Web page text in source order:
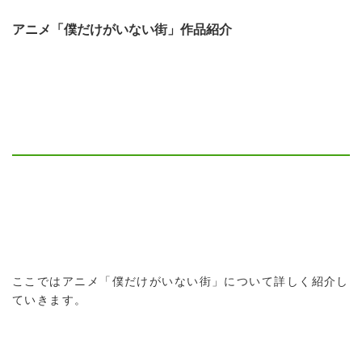
アニメ「僕だけがいない街」作品紹介
ここではアニメ「僕だけがいない街」について詳しく紹介し
ていきます。